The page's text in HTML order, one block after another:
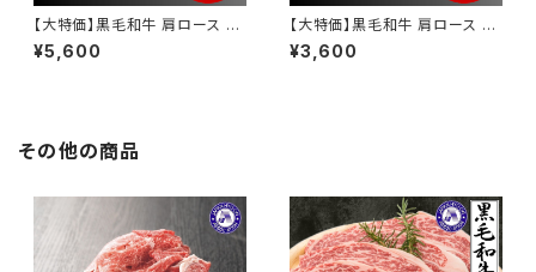
【大特価】黒毛和牛 肩ロース 切
り落とし 1kg
¥5,600
【大特価】黒毛和牛 肩ロース 切
り落とし 500g
¥3,600
その他の商品